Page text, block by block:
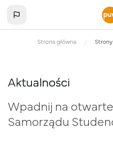
Strona główna Strony
Aktualności
Wpadnij na
Samorządu